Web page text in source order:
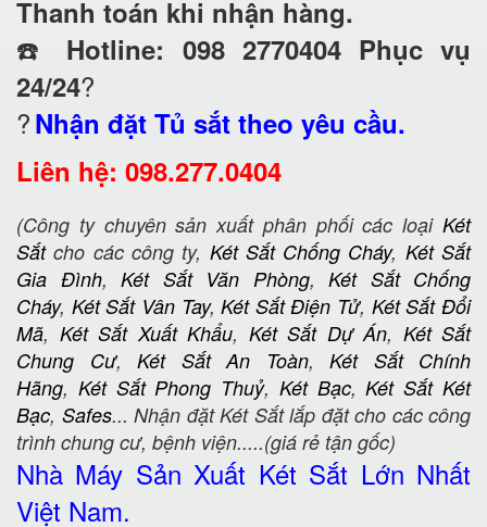
Thanh toán khi nhận hàng.
☎️ Hotline: 098 2770404 Phục vụ
24/24?
?Nhận đặt Tủ sắt theo yêu cầu.
Liên hệ: 098.277.0404
(Công ty chuyên sản xuất phân phối các loại Két
Sắtcho các công ty, Két Sắt Chống Cháy, Két Sắt
Gia Đình, Két Sắt Văn Phòng, Két Sắt Chống
Cháy, Két Sắt Vân Tay,Két Sắt Điện Tử, Két Sắt Đổi
Mã, Két Sắt Xuất Khẩu, Két Sắt Dự Án, Két Sắt
Chung Cư, Két Sắt An Toàn, Két Sắt Chính
Hãng, Két Sắt Phong Thuỷ, Két Bạc,Két Sắt Két
Bạc, Safes... Nhận đặt Két Sắt lắp đặt cho các công
trình chung cư, bệnh viện.....(giá rẻ tận gốc)
Nhà Máy Sản Xuất Két Sắt Lớn Nhất
Việt Nam.